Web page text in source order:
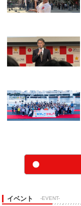
イベント -EVENT-